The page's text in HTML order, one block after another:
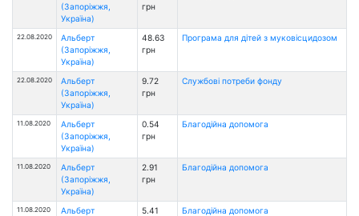
(Запоріжжя,
Україна)
грн
22.08.2020
Альберт
(Запоріжжя,
Україна)
48.63
грн
Програма для дітей з муковісцидозом
22.08.2020
Альберт
(Запоріжжя,
Україна)
9.72
грн
Службові потреби фонду
11.08.2020
Альберт
(Запоріжжя,
Україна)
0.54
грн
Благодійна допомога
11.08.2020
Альберт
(Запоріжжя,
Україна)
2.91
грн
Благодійна допомога
11.08.2020
Альберт
5.41
Благодійна допомога